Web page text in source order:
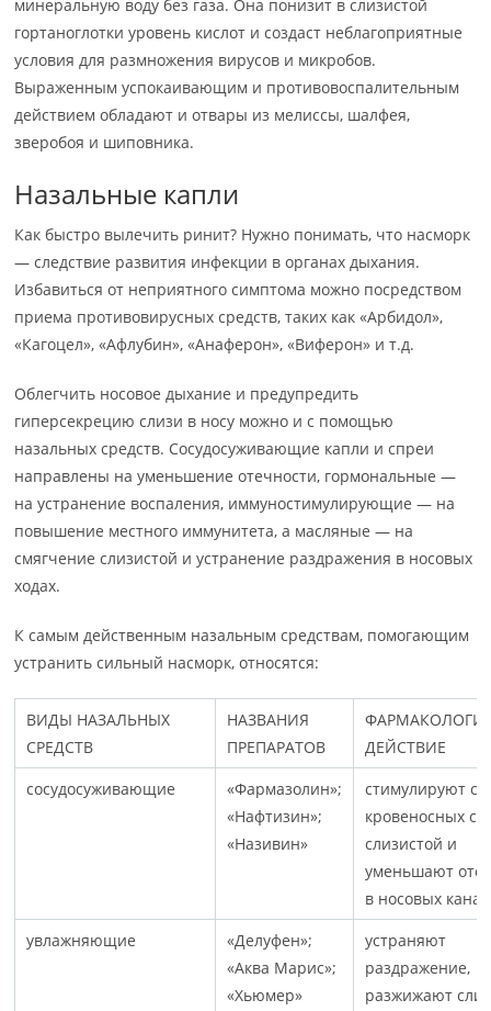
минеральную воду без газа. Она понизит в слизистой
гортаноглотки уровень кислот и создаст неблагоприятные
условия для размножения вирусов и микробов.
Выраженным успокаивающим и противовоспалительным
действием обладают и отвары из мелиссы, шалфея,
зверобоя и шиповника.
Назальные капли
Как быстро вылечить ринит? Нужно понимать, что насморк
— следствие развития инфекции в органах дыхания.
Избавиться от неприятного симптома можно посредством
приема противовирусных средств, таких как «Арбидол»,
«Кагоцел», «Афлубин», «Анаферон», «Виферон» и т.д.
Облегчить носовое дыхание и предупредить
гиперсекрецию слизи в носу можно и с помощью
назальных средств. Сосудосуживающие капли и спреи
направлены на уменьшение отечности, гормональные —
на устранение воспаления, иммуностимулирующие — на
повышение местного иммунитета, а масляные — на
смягчение слизистой и устранение раздражения в носовых
ходах.
К самым действенным назальным средствам, помогающим
устранить сильный насморк, относятся:
ВИДЫ НАЗАЛЬНЫХ
СРЕДСТВ
НАЗВАНИЯ
ПРЕПАРАТОВ
ДЕЙСТВИЕ
сосудосуживающие
«Фармазолин»;
«Нафтизин»;
«Називин»
стимулируют
кровеносных
слизистой и
уменьшают
в носовых
увлажняющие
«Делуфен»;
«Аква Марис»;
«Хьюмер»
устраняют
раздражение,
разжижают